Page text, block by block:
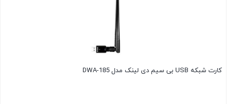
کارت شبکه USB بی سیم دی لینک مدل DWA-185